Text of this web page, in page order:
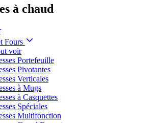
à chaud
Fours
voir
Portefeuille
Pivotantes
Verticales
à Mugs
à Casquettes
Spéciales
Multifonction